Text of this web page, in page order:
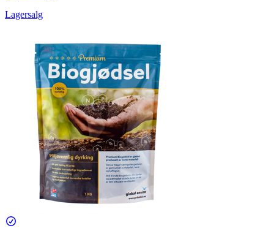
Lagersalg